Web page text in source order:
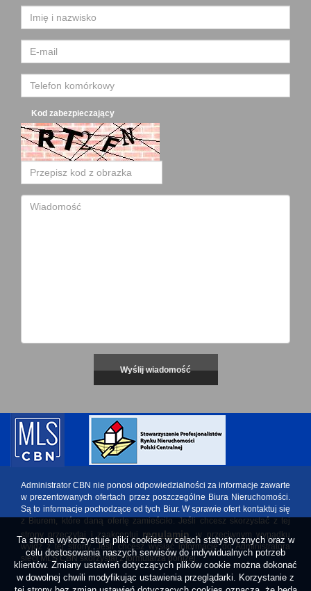
Kod zabezpieczający
Administrator CBN nie ponosi odpowiedzialności za informacje zawarte
w prezentowanych ofertach przez poszczególne Biura Nieruchomości.
Są to informacje pochodzące od tych Biur. W sprawie ofert kontaktuj się
z Biurem, które daną ofertę zamieściło. Jeśli chcesz skorzystać z tej
strony przeczytaj i zaakceptuj regulamin, w przeciwnym wypadku
wyjdź z tej strony. Jeśli chcesz wysłać informację do Administratora
sieci MLS CBN skorzystaj z formularza poniżej.
Ta strona wykorzystuje pliki cookies w celach statystycznych oraz w
celu dostosowania naszych serwisów do indywidualnych potrzeb
klientów. Zmiany ustawień dotyczących plików cookie można dokonać
w dowolnej chwili modyfikując ustawienia przeglądarki. Korzystanie z